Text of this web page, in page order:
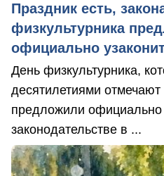
Праздник есть,
физкультурника
официально
День физкультурника,
десятилетиями
предложили официально
законодательстве в ...